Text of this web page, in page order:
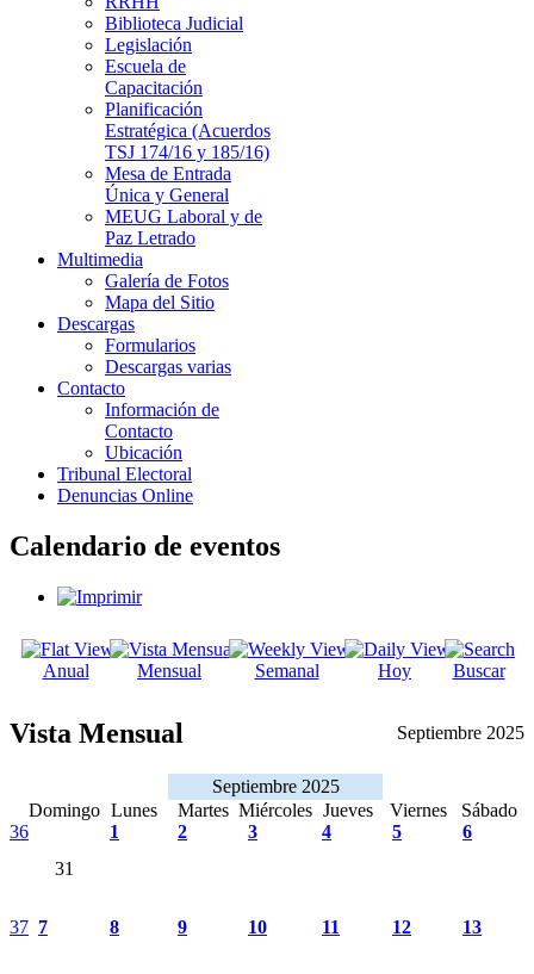
Biblioteca Judicial
Legislación
Escuela de
Capacitación
Planificación
Estratégica (Acuerdos
TSJ 174/16 y 185/16)
Mesa de Entrada
Única y General
MEUG Laboral y de
Paz Letrado
Multimedia
Galería de Fotos
Mapa del Sitio
Descargas
Formularios
Descargas varias
Contacto
Información de
Contacto
Ubicación
Tribunal Electoral
Denuncias Online
Calendario de eventos
Anual Mensual Semanal Hoy Buscar
Vista Mensual Septiembre 2025
Septiembre 2025
Domingo Lunes Martes Miércoles Jueves Viernes
Sábado
36
31
1 2 3 4 5 6
37 7 8 9 10 11 12 13